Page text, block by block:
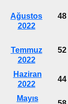
Ağustos
2022
48
Temmuz
2022
52
Haziran
2022
44
Mayıs